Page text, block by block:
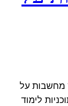
מחשבות על
לימוד